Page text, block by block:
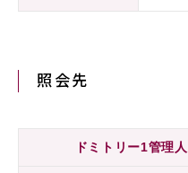
照会先
ドミトリー1管理